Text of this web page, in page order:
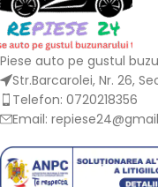
Piese auto pe gustul
Str.Barcarolei, Nr. 26,
Telefon: 0720218356
Email: